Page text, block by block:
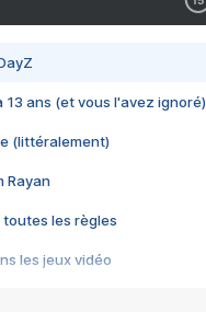
13 ans (et vous l'avez ignoré)
(littéralement)
Rayan
toutes les règles
les jeux vidéo